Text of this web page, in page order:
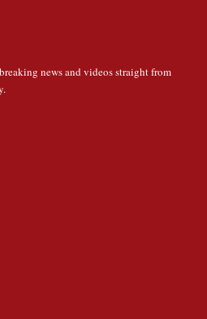
news and videos straight from